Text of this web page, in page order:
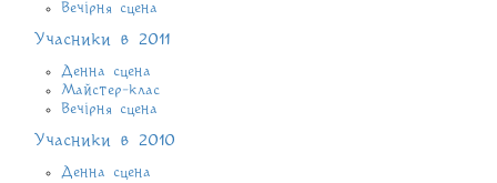
Вечірня сцена
Учасники в 2011
Денна сцена
Майстер-клас
Вечірня сцена
Учасники в 2010
Денна сцена